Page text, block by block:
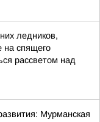
ледников,
на спящего
рассветом над
Мурманская